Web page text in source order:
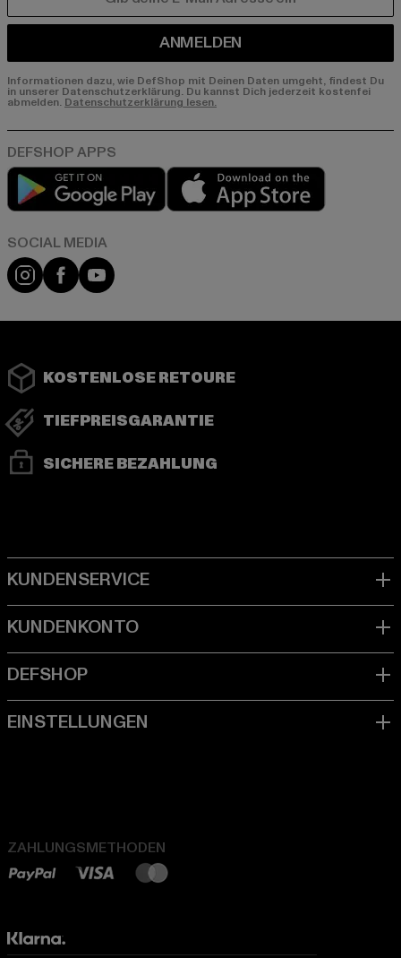
ANMELDEN
Informationen dazu, wie DefShop mit Deinen Daten umgeht, findest Du
in unserer Datenschutzerklärung. Du kannst Dich jederzeit kostenfei
abmelden. Datenschutzerklärung lesen.
Play market
Instagram
FacebookYouTube
KOSTENLOSE RETOURE
TIEFPREISGARANTIE
SICHERE BEZAHLUNG
ZAHLUNGSMETHODEN